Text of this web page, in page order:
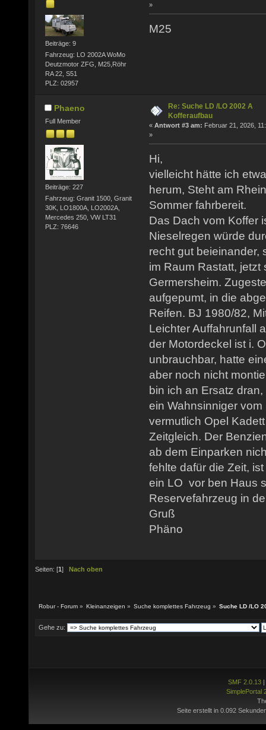
Beiträge: 9
Fahrzeug: LO 2002A WoMo
Deutzmotor ZFG, M25,Röhr
RA 22, S51
PLZ: 02957
»
M25
Phaeno
Full Member
Beiträge: 227
Fahrzeug: Granit 1500, Granit
30K, LO1800A, LO2002A,
Mercedes 250, VW LT31
PLZ: 76646
Re: Suche LD /LO 2002 A
Kofferaufbau
« Antwort #3 am: Februar 21, 2026,
»
Hi,
vielleicht hätte ich
herum, Steht am
Sommer fahrbereit.
Das Dach vom Koffer
Nieselregen würde
recht gut beieinander,
im Raum Rastatt, jetzt
Germersheim.
aufgepumt, in die
Reifen. BJ 1980/82,
Leichter Auffahrunfall
der Motordeckel ist i.
unbrauchbar, hatte
aber noch nicht
bin ich an Ersatz
ein Wahnsinniger
vermutlich Opel
Zeitgleich. Der
ab dem Einparken
fehlte dafür die Zeit,
ein LO vor ben Haus
Reservefahrzeug in
Gruß
Phäno
Seiten: [1] Nach oben
Robur - Forum » Kleinanzeigen » Suche komplettes Fahrzeug » Suche LD /LO
Gehe zu:
SMF 2.0.13|
SimplePortal
Seite erstellt in 0.092